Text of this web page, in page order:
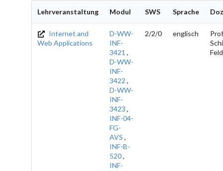
Lehrveranstaltung Modul SWS Sprache
Internet and
Web Applications
D-WW-
INF-
3421 ,
D-WW-
INF-
3422 ,
D-WW-
INF-
3423 ,
INF-04-
FG-
AVS ,
INF-B-
520,
INF-
2/2/0 englisch